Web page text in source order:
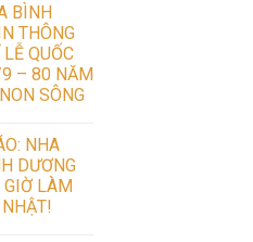
BÌNH
THÔNG
QUỐC
– 80 NĂM
SÔNG
NHA
DƯƠNG
GIỜ LÀM